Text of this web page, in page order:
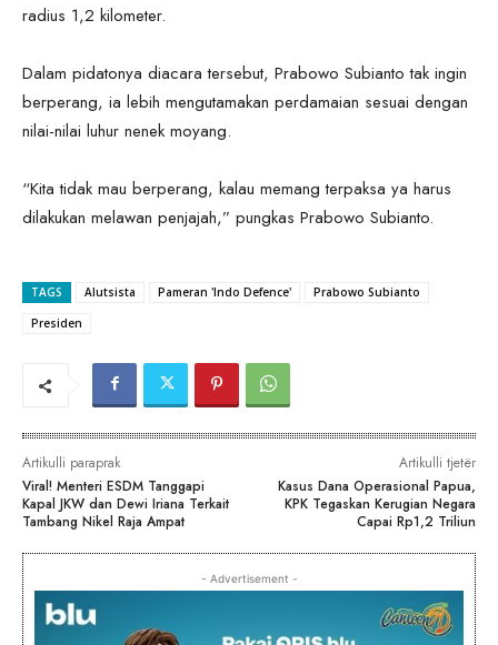
radius 1,2 kilometer.
Dalam pidatonya diacara tersebut, Prabowo Subianto tak ingin
berperang, ia lebih mengutamakan perdamaian sesuai dengan
nilai-nilai luhur nenek moyang.
“Kita tidak mau berperang, kalau memang terpaksa ya harus
dilakukan melawan penjajah,” pungkas Prabowo Subianto.
TAGS Alutsista Pameran 'Indo Defence'
Prabowo Subianto
Presiden
Artikulli paraprak
Viral! Menteri ESDM Tanggapi
Kapal JKW dan Dewi Iriana Terkait
Tambang Nikel Raja Ampat
Artikulli tjetër
Kasus Dana Operasional Papua,
KPK Tegaskan Kerugian Negara
Capai Rp1,2 Triliun
- Advertisement -